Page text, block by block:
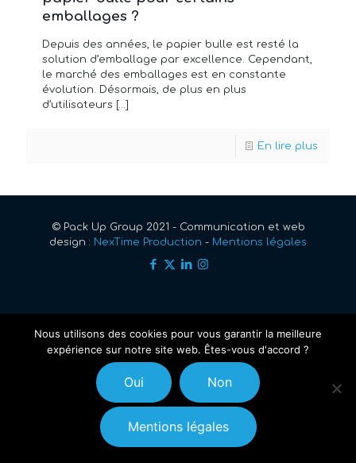
emballages ?
Depuis des années, le papier bulle est resté la
solution d’emballage par excellence. Cependant,
le marché des emballages est en constante
évolution. Désormais, de plus en plus
d’utilisateurs […]
En lire plus
© Pack Up Group 2021 - Communication et web
design : NexTime Production - Mentions légales
Nous utilisons des cookies pour vous garantir la meilleure
expérience sur notre site web. Êtes-vous d'accord ?
Oui Non
Mentions légales